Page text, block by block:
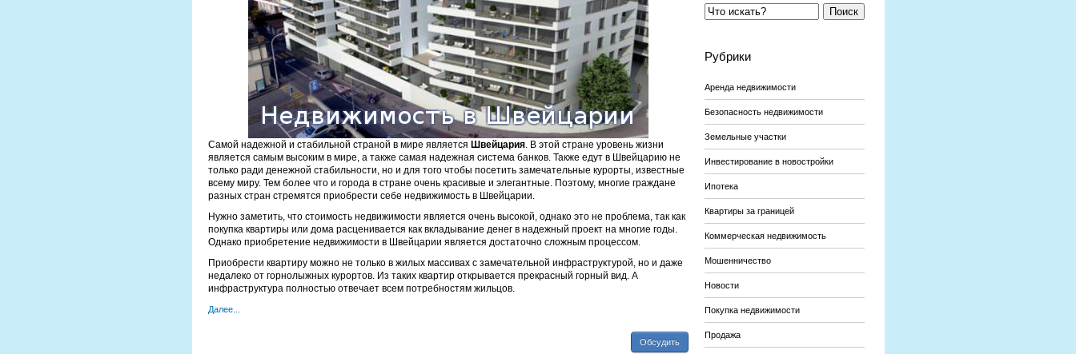
Самой надежной и стабильной страной в мире является Швейцария. В этой стране уровень жизни
является самым высоким в мире, а также самая надежная система банков. Также едут в Швейцарию не
только ради денежной стабильности, но и для того чтобы посетить замечательные курорты, известные
всему миру. Тем более что и города в стране очень красивые и элегантные. Поэтому, многие граждане
разных стран стремятся приобрести себе недвижимость в Швейцарии.
Нужно заметить, что стоимость недвижимости является очень высокой, однако это не проблема, так как
покупка квартиры или дома расценивается как вкладывание денег в надежный проект на многие годы.
Однако приобретение недвижимости в Швейцарии является достаточно сложным процессом.
Приобрести квартиру можно не только в жилых массивах с замечательной инфраструктурой, но и даже
недалеко от горнолыжных курортов. Из таких квартир открывается прекрасный горный вид. А
инфраструктура полностью отвечает всем потребностям жильцов.
Далее...
Обсудить
Поиск
Рубрики
Аренда недвижимости
Безопасность недвижимости
Земельные участки
Инвестирование в новостройки
Ипотека
Квартиры за границей
Коммерческая недвижимость
Мошенничество
Новости
Покупка недвижимости
Продажа